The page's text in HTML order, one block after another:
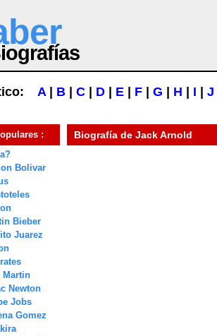
A| B C D E F G H I J
:
Bolivar
Bieber
Juarez
Martin
Newton
Jobs
Gomez
Biografía de Jack Arnold